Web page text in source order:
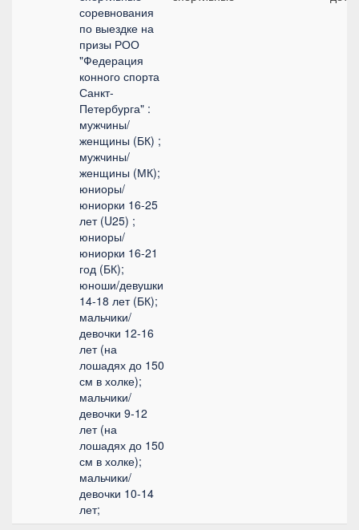
соревнования
по выездке на
призы РОО
"Федерация
конного спорта
Санкт-
Петербурга" :
мужчины/
женщины (БК) ;
мужчины/
женщины (МК);
юниоры/
юниорки 16-25
лет (U25) ;
юниоры/
юниорки 16-21
год (БК);
юноши/девушки
14-18 лет (БК);
мальчики/
девочки 12-16
лет (на
лошадях до 150
см в холке);
мальчики/
девочки 9-12
лет (на
лошадях до 150
см в холке);
мальчики/
девочки 10-14
лет;